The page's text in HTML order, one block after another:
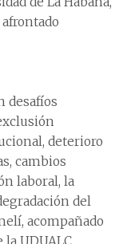
desafíos
deterioro
cambios
laboral, la
del
acompañado